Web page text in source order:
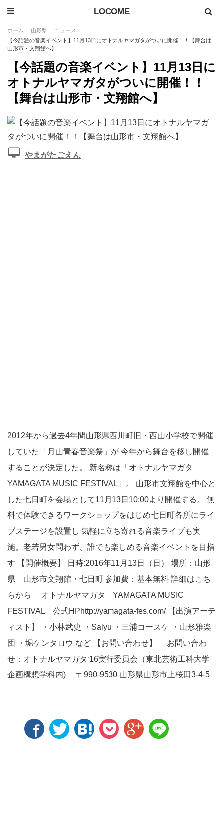
LOCOME
ホーム 山形県
ニュース
【今話題の音楽イベント】11月13日にオトナルヤマガタがついに開催！！【舞台は
山形市・文翔館へ】
【今話題の音楽イベント】11月13日に
オトナルヤマガタがついに開催！！
【舞台は山形市・文翔館へ】
やまがたごえん
2012年から過去4年間山形県西川町旧・西山小学校で開催
していた「月山青春音楽祭」が 今年から舞台を移し開催
することが決定した。 新名称は「オトナルヤマガタ
YAMAGATA MUSIC FESTIVAL」。 山形市文翔館を中心と
した七日町を会場として11月13日10:00より開催する。 無
料で体験できるワークショップをはじめ七日町各所にライ
ブステージを設置し 気軽に立ち寄れる音楽ライブも実
施。老若男女問わず、誰でも楽しめる音楽イベントを目指
す 【開催概要】 日時:2016年11月13日（日） 場所：山形
県 山形市文翔館・七日町 参加費：基本無料 詳細はこち
らから オトナルヤマガタ YAMAGATA MUSIC
FESTIVAL 公式HPhttp://yamagata-fes.com/ 【出演アーテ
ィスト】 ・小林武史 ・Salyu ・三浦コースケ ・山形雅楽
団 ・堀ケンタロウ など 【お問い合わせ】 お問い合わ
せ：オトナルヤマガタ‘16実行委員会（東北芸術工科大学
企画構想学科内) 〒990-9530 山形県山形市上桜田3-4-5